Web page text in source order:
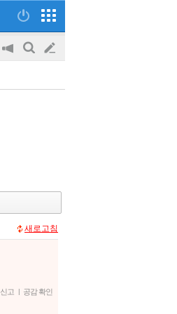
공
on/off
검
글
쓰
새로고침
신고 | 공감 확인